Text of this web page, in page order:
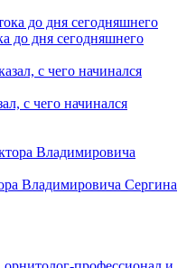
до дня сегодняшнего
с чего начинался
Владимировича Сергина